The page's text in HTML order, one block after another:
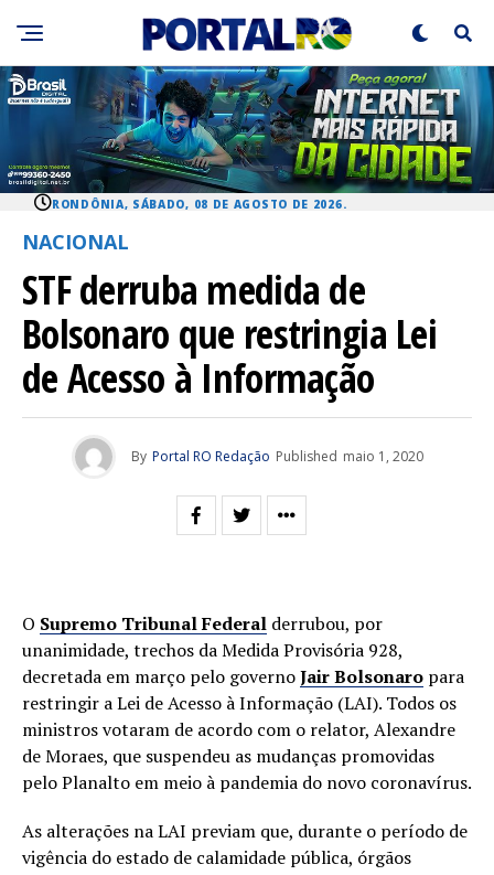
RONDÔNIA, SÁBADO, 08 DE AGOSTO DE 2026.
NACIONAL
STF derruba medida de
Bolsonaro que restringia Lei
de Acesso à Informação
By Portal RO Redação Published maio 1, 2020
O Supremo Tribunal Federal derrubou, por
unanimidade, trechos da Medida Provisória 928,
decretada em março pelo governoJair Bolsonaro para
restringir a Lei de Acesso à Informação (LAI). Todos os
ministros votaram de acordo com o relator, Alexandre
de Moraes, que suspendeu as mudanças promovidas
pelo Planalto em meio à pandemia do novo coronavírus.
As alterações na LAI previam que, durante o período de
vigência do estado de calamidade pública, órgãos